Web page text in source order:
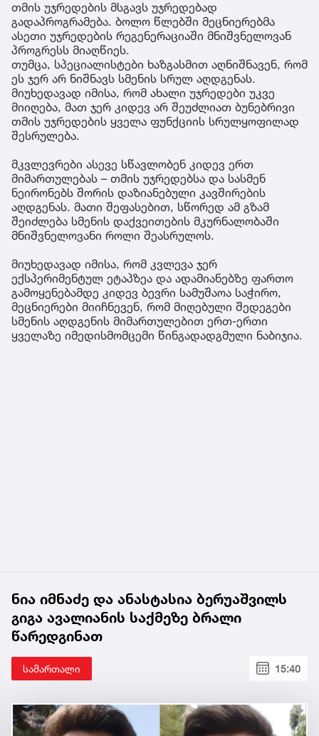
თმის უჯრედების მსგავს უჯრედებად
გადაპროგრამება. ბოლო წლებში მეცნიერებმა
ასეთი უჯრედების რეგენერაციაში მნიშვნელოვან
პროგრესს მიაღწიეს.
თუმცა, სპეციალისტები ხაზგასმით აღნიშნავენ, რომ
ეს ჯერ არ ნიშნავს სმენის სრულ აღდგენას.
მიუხედავად იმისა, რომ ახალი უჯრედები უკვე
მიიღება, მათ ჯერ კიდევ არ შეუძლიათ ბუნებრივი
თმის უჯრედების ყველა ფუნქციის სრულყოფილად
შესრულება.
მკვლევრები ასევე სწავლობენ კიდევ ერთ
მიმართულებას – თმის უჯრედებსა და სასმენ
ნეირონებს შორის დაზიანებული კავშირების
აღდგენას. მათი შეფასებით, სწორედ ამ გზამ
შეიძლება სმენის დაქვეითების მკურნალობაში
მნიშვნელოვანი როლი შეასრულოს.
მიუხედავად იმისა, რომ კვლევა ჯერ
ექსპერიმენტულ ეტაპზეა და ადამიანებზე ფართო
გამოყენებამდე კიდევ ბევრი სამუშაოა საჭირო,
მეცნიერები მიიჩნევენ, რომ მიღებული შედეგები
სმენის აღდგენის მიმართულებით ერთ-ერთი
ყველაზე იმედისმომცემი წინგადადგმული ნაბიჯია.
ნია იმნაძე და ანასტასია ბერუაშვილს
გიგა ავალიანის საქმეზე ბრალი
წარედგინათ
სამართალი 15:40